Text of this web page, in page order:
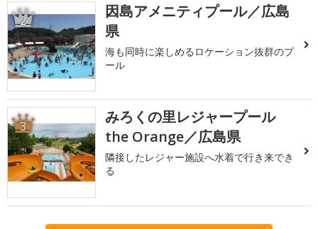
2
因島アメニティプール／広島
県
海も同時に楽しめるロケーション抜群のプ
ール
3
みろくの里レジャープール
the Orange／広島県
隣接したレジャー施設へ水着で行き来でき
る